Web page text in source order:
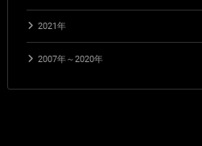
2021年
2007年～2020年